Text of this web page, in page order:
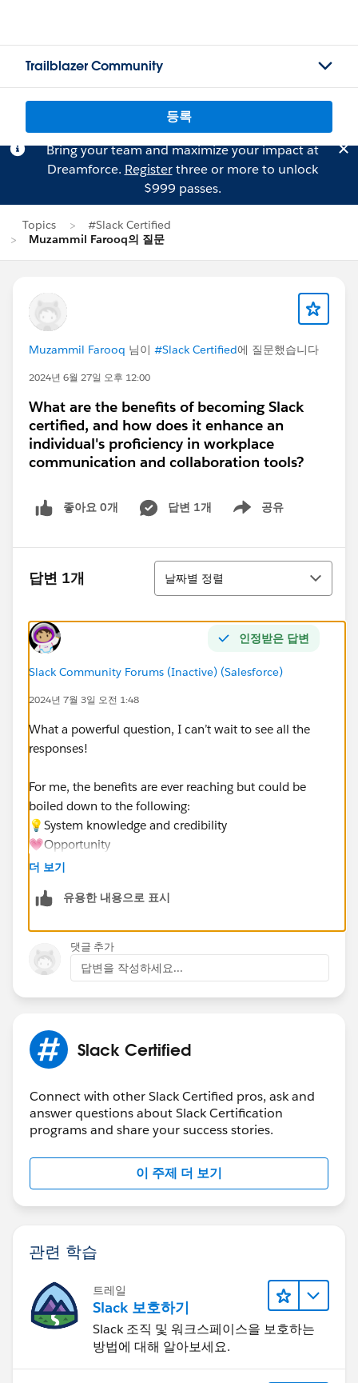
Trailblazer Community
등록
Bring your team and maximize your impact at
Dreamforce. Registerthree or more to unlock
$999 passes.
Topics
#Slack Certified
Muzammil Farooq의 질문
Muzammil Farooq 님이 #Slack Certified에 질문했습니다
2024년 6월 27일 오후 12:00
What are the benefits of becoming Slack
certified, and how does it enhance an
individual's proficiency in workplace
communication and collaboration tools?
좋아요 0개 답변 1개 공유
Show menu
답변 1개
정렬
날짜별 정렬
인정받은 답변
Slack Community Forums (Inactive) (Salesforce)
2024년 7월 3일 오전 1:48
What a powerful question, I can’t wait to see all the
responses!
For me, the benefits are ever reaching but could be
boiled down to the following:
💡System knowledge and credibility
💗Opportunity
🧠Showcasing ability to learn and retain information
community, and a source of help for others
Just learning about the system has helped me use
Slack better and translate that knowledge gained to
others within and outside of my company
these benefits and more!
더 보기
유용한 내용으로 표시
댓글 추가
답변을 작성하세요...
Slack Certified
Connect with other Slack Certified pros, ask and
answer questions about Slack Certification
programs and share your success stories.
이 주제 더 보기
관련 학습
트레일
Slack 보호하기
Slack 조직 및 워크스페이스을 보호하는
방법에 대해 알아보세요.